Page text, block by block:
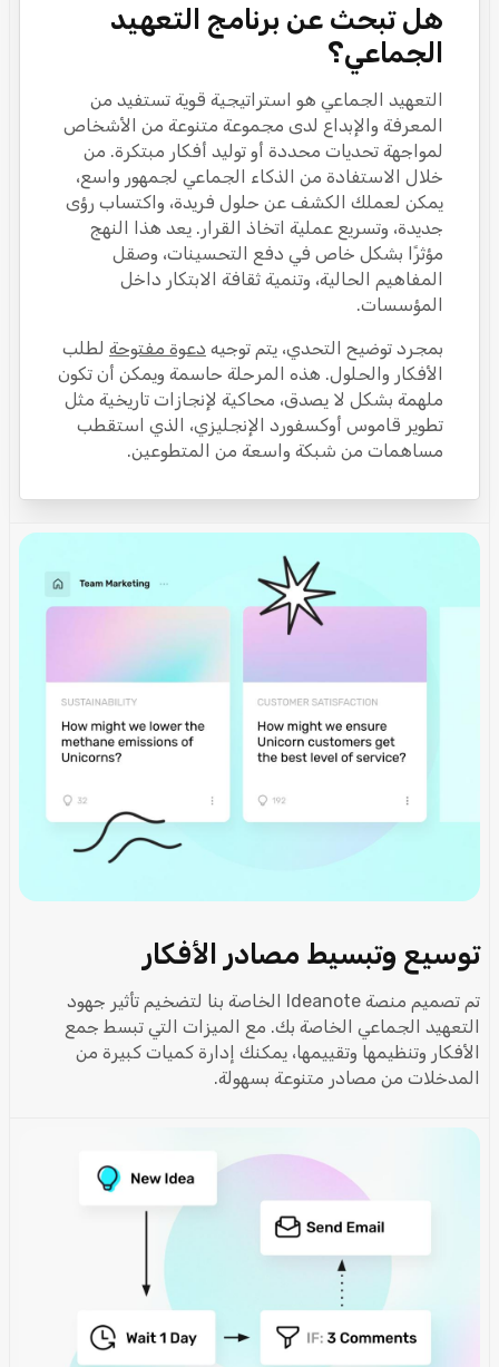
هل تبحث عن برنامج التعهيد
الجماعي؟
التعهيد الجماعي هو استراتيجية قوية تستفيد من
المعرفة والإبداع لدى مجموعة متنوعة من الأشخاص
لمواجهة تحديات محددة أو توليد أفكار مبتكرة. من
خلال الاستفادة من الذكاء الجماعي لجمهور واسع،
يمكن لعملك الكشف عن حلول فريدة، واكتساب رؤى
جديدة، وتسريع عملية اتخاذ القرار. يعد هذا النهج
مؤثرًا بشكل خاص في دفع التحسينات، وصقل
المفاهيم الحالية، وتنمية ثقافة الابتكار داخل
المؤسسات.
بمجرد توضيح التحدي، يتم توجيه دعوة مفتوحة لطلب
الأفكار والحلول. هذه المرحلة حاسمة ويمكن أن تكون
ملهمة بشكل لا يصدق، محاكية لإنجازات تاريخية مثل
تطوير قاموس أوكسفورد الإنجليزي، الذي استقطب
مساهمات من شبكة واسعة من المتطوعين.
توسيع وتبسيط مصادر الأفكار
تم تصميم منصة Ideanote الخاصة بنا لتضخيم تأثير جهود
التعهيد الجماعي الخاصة بك. مع الميزات التي تبسط جمع
الأفكار وتنظيمها وتقييمها، يمكنك إدارة كميات كبيرة من
المدخلات من مصادر متنوعة بسهولة.